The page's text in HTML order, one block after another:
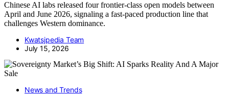
Chinese AI labs released four frontier-class open models between
April and June 2026, signaling a fast-paced production line that
challenges Western dominance.
Kwatsjpedia Team
July 15, 2026
News and Trends